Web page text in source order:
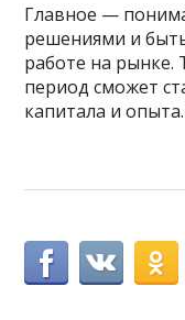
Главное —
решениями и
работе на рынке.
период сможет
капитала и опыта.